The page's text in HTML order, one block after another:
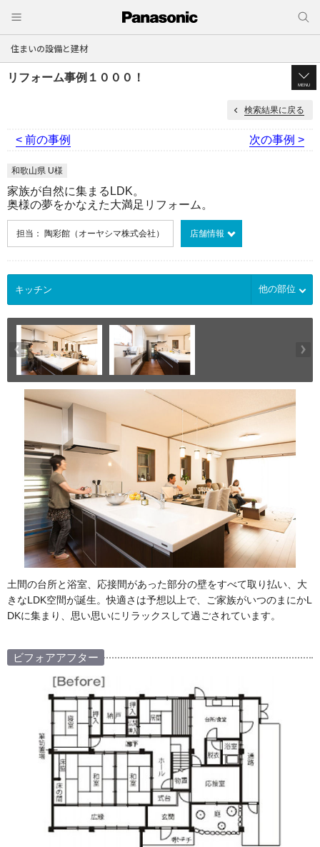
住まいの設備と建材
リフォーム事例１０００！
MENU
検索結果に戻る
< 前の事例 次の事例 >
和歌山県 U様
家族が自然に集まるLDK。
奥様の夢をかなえた大満足リフォーム。
担当： 陶彩館（オーヤシマ株式会社） 店舗情報
他の部位
土間の台所と浴室、応接間があった部分の壁をすべて取り払い、大
きなLDK空間が誕生。快適さは予想以上で、ご家族がいつのまにかL
DKに集まり、思い思いにリラックスして過ごされています。
ビフォアアフター